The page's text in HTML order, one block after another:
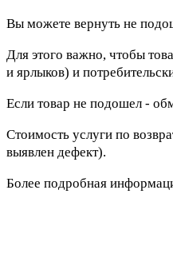
Вы можете вернуть не
Для этого важно, чтобы
и ярлыков) и
Если товар не подошел -
Стоимость услуги по
выявлен дефект).
Более подробная